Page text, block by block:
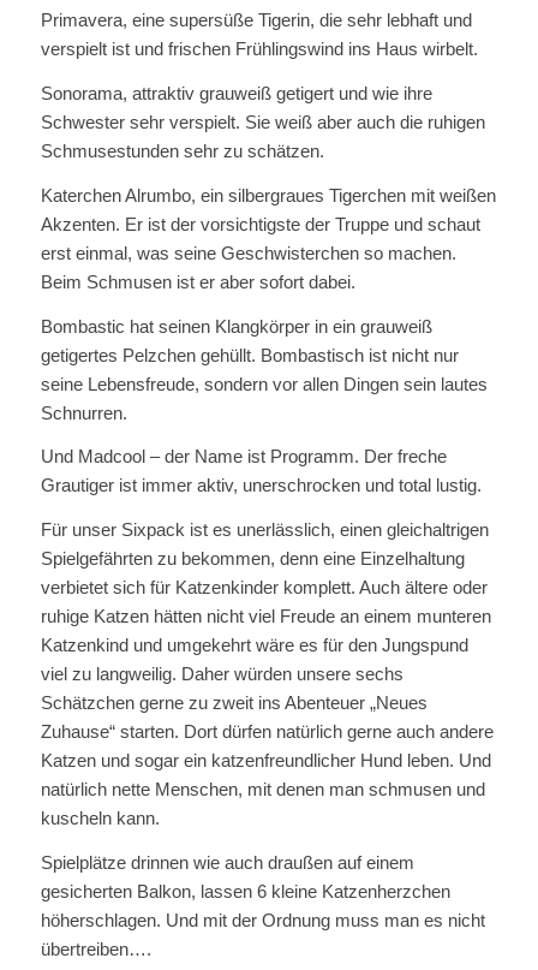
Primavera, eine supersüße Tigerin, die sehr lebhaft und
verspielt ist und frischen Frühlingswind ins Haus wirbelt.
Sonorama, attraktiv grauweiß getigert und wie ihre
Schwester sehr verspielt. Sie weiß aber auch die ruhigen
Schmusestunden sehr zu schätzen.
Katerchen Alrumbo, ein silbergraues Tigerchen mit weißen
Akzenten. Er ist der vorsichtigste der Truppe und schaut
erst einmal, was seine Geschwisterchen so machen.
Beim Schmusen ist er aber sofort dabei.
Bombastic hat seinen Klangkörper in ein grauweiß
getigertes Pelzchen gehüllt. Bombastisch ist nicht nur
seine Lebensfreude, sondern vor allen Dingen sein lautes
Schnurren.
Und Madcool – der Name ist Programm. Der freche
Grautiger ist immer aktiv, unerschrocken und total lustig.
Für unser Sixpack ist es unerlässlich, einen gleichaltrigen
Spielgefährten zu bekommen, denn eine Einzelhaltung
verbietet sich für Katzenkinder komplett. Auch ältere oder
ruhige Katzen hätten nicht viel Freude an einem munteren
Katzenkind und umgekehrt wäre es für den Jungspund
viel zu langweilig. Daher würden unsere sechs
Schätzchen gerne zu zweit ins Abenteuer „Neues
Zuhause“ starten. Dort dürfen natürlich gerne auch andere
Katzen und sogar ein katzenfreundlicher Hund leben. Und
natürlich nette Menschen, mit denen man schmusen und
kuscheln kann.
Spielplätze drinnen wie auch draußen auf einem
gesicherten Balkon, lassen 6 kleine Katzenherzchen
höherschlagen. Und mit der Ordnung muss man es nicht
übertreiben….